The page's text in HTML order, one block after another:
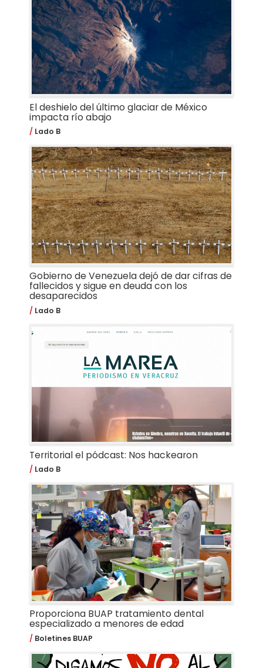
El deshielo del último glaciar de México
impacta río abajo
Lado B
Gobierno de Venezuela dejó de dar cifras de
fallecidos y sigue en deuda con los
desaparecidos
Lado B
Territorial el pódcast: Nos hackearon
Lado B
Proporciona BUAP tratamiento dental
especializado a menores de edad
Boletines BUAP